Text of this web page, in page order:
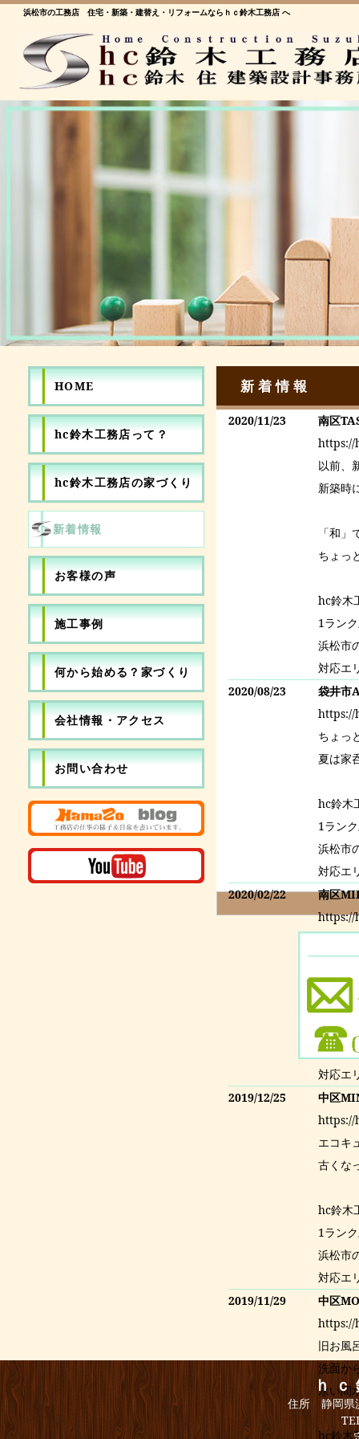
浜松市の工務店 住宅・新築・建替え・リフォームならｈｃ鈴木工務店 へ
HOME
hc鈴木工務店って？
hc鈴木工務店の家づくり
新着情報
お客様の声
施工事例
何から始める？家づくり
会社情報・アクセス
お問い合わせ
新着情報
2020/11/23
南区
https://
以前、
新築時
「和」
ちょっ
hc鈴木
1ラン
浜松市
対応エ
2020/08/23
袋井市
https://
ちょっ
夏は家
hc鈴木
1ラン
浜松市
対応エ
2020/02/22
南区
https://
こちら
hc鈴木
1ラン
浜松市
対応エ
2019/12/25
中区
https://
エコキ
古くな
hc鈴木
1ラン
浜松市
対応エ
2019/11/29
中区
https://
旧お風
洗面か
永い間
hc鈴木
ｈ
住所 静岡県